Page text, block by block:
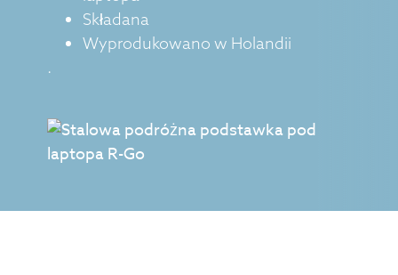
Składana
Wyprodukowano w Holandii
.